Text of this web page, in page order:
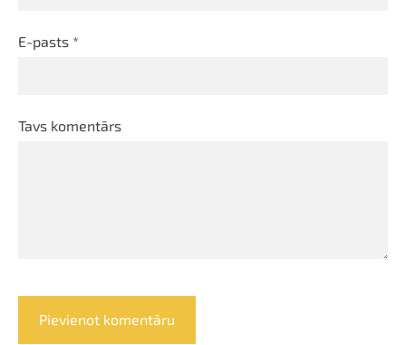
E-pasts *
Tavs komentārs